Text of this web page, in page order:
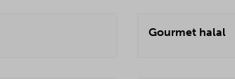
Gourmet halal